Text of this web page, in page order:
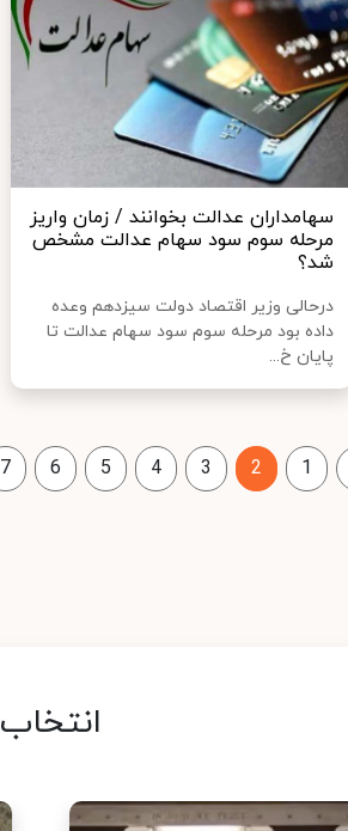
سهامداران عدالت بخوانند / زمان واریز
مرحله سوم سود سهام عدالت مشخص
شد؟
درحالی وزیر اقتصاد دولت سیزدهم وعده
داده بود مرحله سوم سود سهام عدالت تا
پایان خ...
1
2
3
4
5
6
7
انتخاب